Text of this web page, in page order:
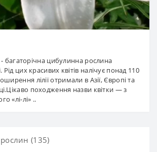
- багаторічна цибулинна рослина
Рід цих красивих квітів налічує понад 110
лілії отримали в Азії, Європі та
походження назви квітки — з
«лі-лі» ..
(135)